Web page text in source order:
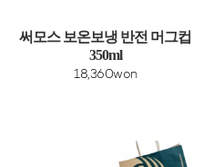
써모스 보온보냉 반전 머그컵
350ml
18,360won